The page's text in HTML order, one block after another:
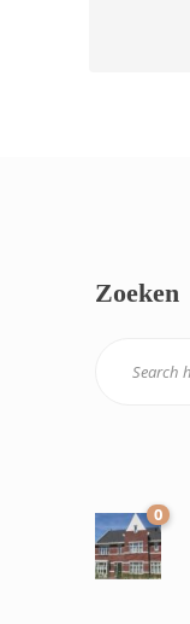
Zoeken
0